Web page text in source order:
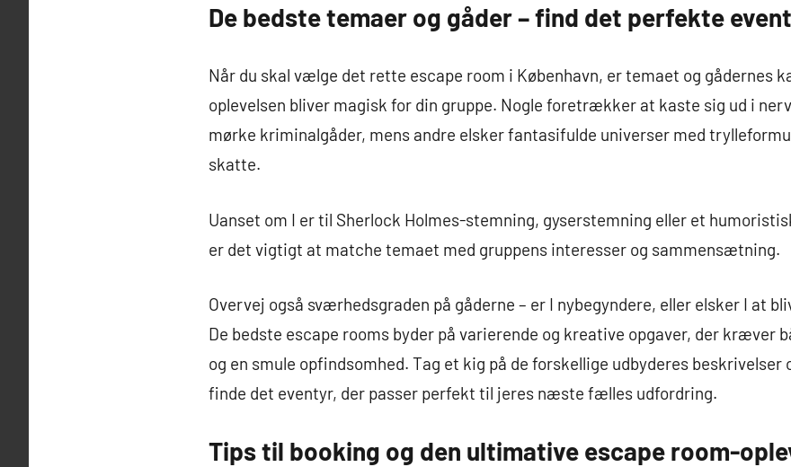
De bedste temaer og gåder – find det perfekte
Når du skal vælge det rette escape room i København, er temaet og gådernes
oplevelsen bliver magisk for din gruppe. Nogle foretrækker at kaste sig ud i
mørke kriminalgåder, mens andre elsker fantasifulde universer med
skatte.
Uanset om I er til Sherlock Holmes-stemning, gyserstemning eller et
er det vigtigt at matche temaet med gruppens interesser og sammensætning.
Overvej også sværhedsgraden på gåderne – er I nybegyndere, eller elsker I at
De bedste escape rooms byder på varierende og kreative opgaver, der kræver
og en smule opfindsomhed. Tag et kig på de forskellige udbyderes beskrivelser
finde det eventyr, der passer perfekt til jeres næste fælles udfordring.
Tips til booking og den ultimative escape room-